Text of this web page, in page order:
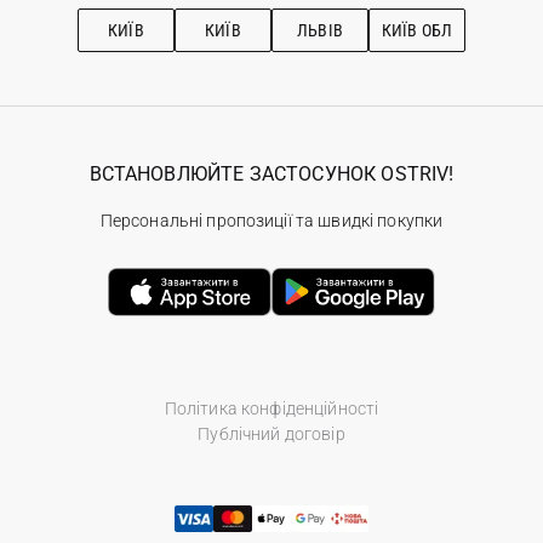
Рекомендації з догляду
КИЇВ КИЇВ ЛЬВІВ КИЇВ ОБЛ
Політика конфіденційності
Публічний договір
ВСТАНОВЛЮЙТЕ ЗАСТОСУНОК OSTRIV!
Персональні пропозиції та швидкі покупки